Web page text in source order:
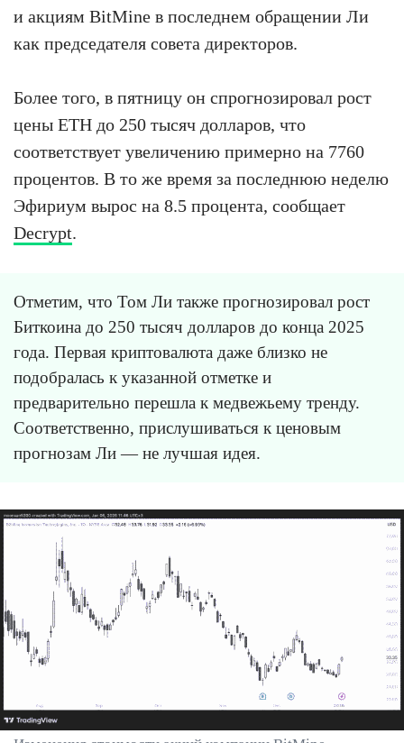
и акциям BitMine в последнем обращении Ли
как председателя совета директоров.
Более того, в пятницу он спрогнозировал рост
цены ETH до 250 тысяч долларов, что
соответствует увеличению примерно на 7760
процентов. В то же время за последнюю неделю
Эфириум вырос на 8.5 процента, сообщает
Decrypt.
Отметим, что Том Ли также прогнозировал рост
Биткоина до 250 тысяч долларов до конца 2025
года. Первая криптовалюта даже близко не
подобралась к указанной отметке и
предварительно перешла к медвежьему тренду.
Соответственно, прислушиваться к ценовым
прогнозам Ли — не лучшая идея.